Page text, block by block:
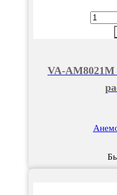
VA-AM8021M